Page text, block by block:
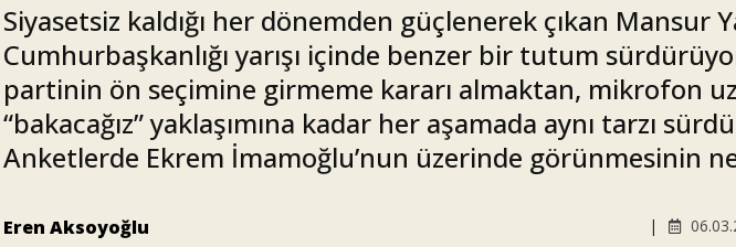
Siyasetsiz kaldığı her dönemden güçlenerek çıkan Mansur
Cumhurbaşkanlığı yarışı içinde benzer bir tutum
partinin ön seçimine girmeme kararı almaktan, mikrofon
“bakacağız” yaklaşımına kadar her aşamada aynı tarzı
Anketlerde Ekrem İmamoğlu’nun üzerinde görünmesinin
Eren Aksoyoğlu